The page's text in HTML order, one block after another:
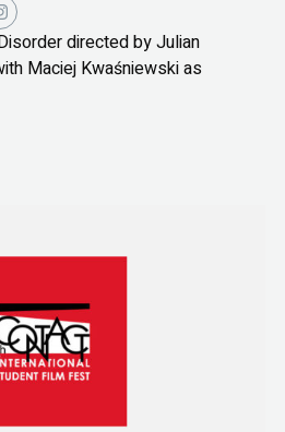
directed by Julian
Maciej Kwaśniewski as